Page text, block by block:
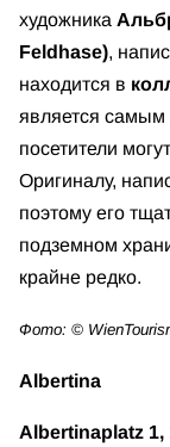
художника
Feldhase),
находится в
является самым
посетители
Оригиналу,
поэтому его
подземном
крайне редко.
Фото: ©
Albertina
Albertinaplatz 1,